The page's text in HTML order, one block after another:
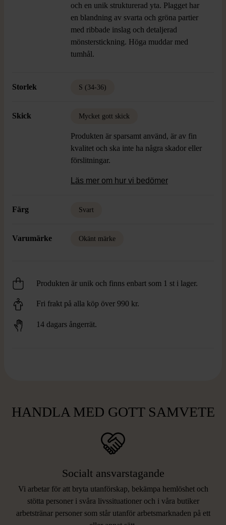
och en unik strukturerad yta. Plagget har
en blandning av svarta och gröna partier
med ribbade inslag och detaljerad
mönsterstickning. Höga muddar med
tumhål.
Storlek S (34-36)
Skick Mycket gott skick
Produkten är sparsamt använd, är av fin
kvalitet och ska inte ha några skador eller
förslitningar.
Läs mer om hur vi bedömer
Färg Svart
Varumärke Okänt märke
Produkten är unik och finns enbart som 1 st i lager.
Fri frakt på alla köp över 990 kr.
14 dagars ångerrät.
HANDLA MED GOTT SAMVETE
Socialt ansvarstagande
Vi arbetar för att bryta utanförskap, bekämpa hemlöshet och
stötta personer i svåra livssituationer och i våra butiker
arbetstränar personer som står utanför arbetsmarknaden på ett